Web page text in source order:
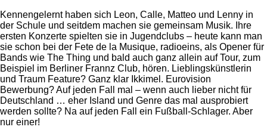
Kennengelernt haben sich Leon, Calle, Matteo und Lenny in
der Schule und seitdem machen sie gemeinsam Musik. Ihre
ersten Konzerte spielten sie in Jugendclubs – heute kann man
sie schon bei der Fete de la Musique, radioeins, als Opener für
Bands wie The Thing und bald auch ganz allein auf Tour, zum
Beispiel im Berliner Frannz Club, hören. Lieblingskünstlerin
und Traum Feature? Ganz klar Ikkimel. Eurovision
Bewerbung? Auf jeden Fall mal – wenn auch lieber nicht für
Deutschland … eher Island und Genre das mal ausprobiert
werden sollte? Na auf jeden Fall ein Fußball-Schlager. Aber
nur einer!